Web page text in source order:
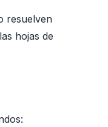
resuelven
hojas de